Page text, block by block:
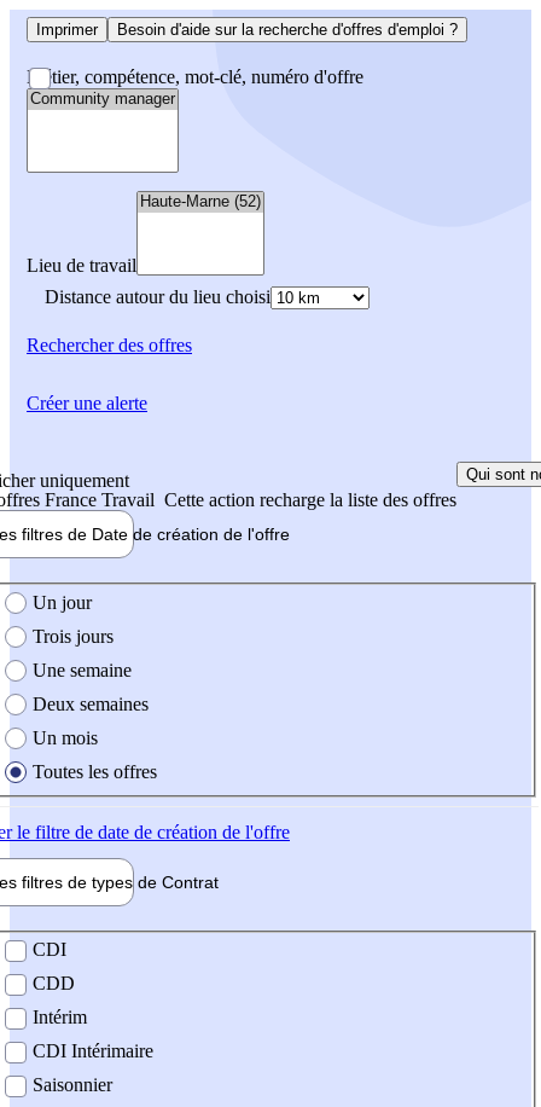
Imprimer Besoin d'aide sur la recherche d'offres d'emploi ?
Métier, compétence, mot-clé, numéro d'offre
Lieu de travail
Distance autour du lieu choisi
Rechercherdes offres
uniquement
France Travail Cette action recharge la liste des offres
Qui sont
filtres de Date de création de l'offre
création de l'offre
Un jour
Trois jours
Une semaine
Deux semaines
Un mois
Toutes les offres
le filtre de date de création de l'offre
filtres de types de Contrat
contrat
CDI
CDD
Intérim
CDI Intérimaire
Saisonnier
Créer une alerte